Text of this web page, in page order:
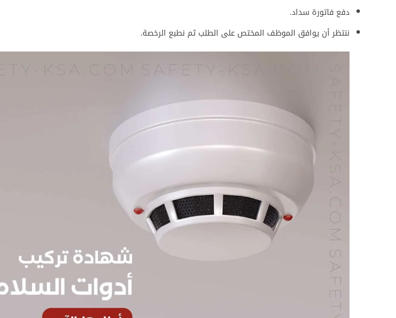
دفع فاتورة سداد.
ننتظر أن يوافق الموظف المختص على الطلب ثم نطبع الرخصة.